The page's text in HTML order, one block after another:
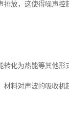
放，这使得噪声
转化为热能等其他形
材料对声波的吸收机